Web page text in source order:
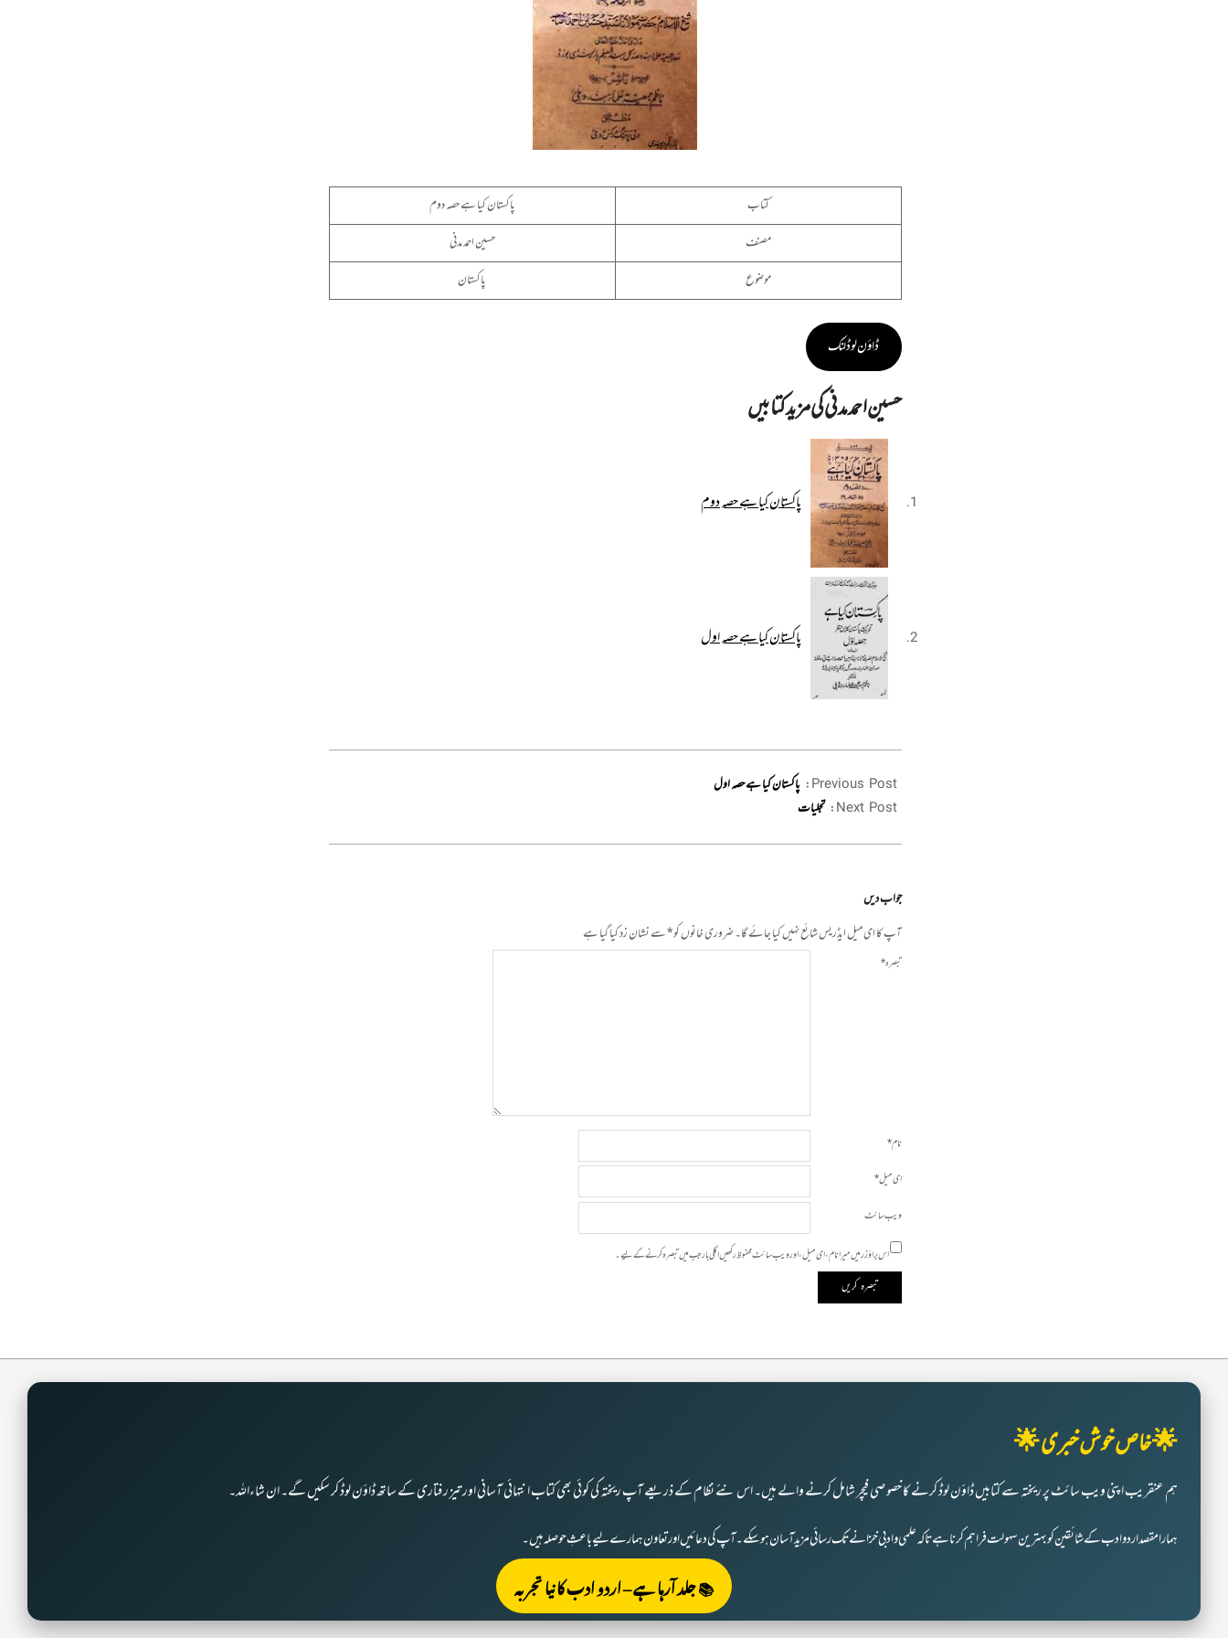
کتاب
پاکستان کیا ہے حصہ دوم
مصنف
حسین احمد مدنی
موضوع
پاکستان
ڈاؤن لوڈ لنک
حسین احمد مدنی کی مزید کتابیں
پاکستان کیا ہے حصہ دوم
پاکستان کیا ہے حصہ اول
03-
03
Previous Post: پاکستان کیا ہے حصہ اول
Next Post: تجلیات
جواب دیں
آپ کا ای میل ایڈریس شائع نہیں کیا جائے گا۔ضروری خانوں کو*سے نشان زد کیا گیا ہے
تبصرہ*
نام*
ای میل*
ویب‌ سائٹ
اس براؤزر میں میرا نام، ای میل، اور ویب سائٹ محفوظ رکھیں اگلی بار جب میں تبصرہ کرنے کےلیے۔
🌟 خاص خوش خبری 🌟
ہم عنقریب اپنی ویب سائٹ پر ریختہ سے کتابیں ڈاؤن لوڈ کرنے کا خصوصی فیچر شامل کرنے والے ہیں۔ اس نئے نظام کے ذریعے آپ ریختہ کی کوئی بھی کتاب انتہائی آسانی اور تیز رفتاری کے ساتھ ڈاؤن لوڈ کر سکیں گے۔ ان شاءاللہ۔
ہمارا مقصد اردو ادب کے شائقین کو بہترین سہولت فراہم کرنا ہے تاکہ علمی و ادبی خزانے تک رسائی مزید آسان ہو سکے۔ آپ کی دعائیں اور تعاون ہمارے لیے باعثِ حوصلہ ہیں۔
📚 جلد آرہا ہے – اردو ادب کا نیا تجربہ